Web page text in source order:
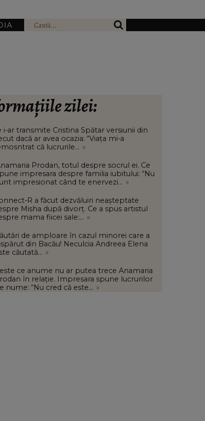
zilei:
i-ar transmite Cristina Spătar versiunii din
dacă ar avea ocazia: “Viața mi-a
că lucrurile... »
Prodan, totul despre socrul ei. Ce
impresara despre familia iubitului: “Nu
impresionat când te enervezi... »
R a făcut dezvăluiri neașteptate
Misha după divorț. Ce a spus artistul
mama fiicei sale:... »
de amploare în cazul minorei care a
din Bacău! Neculcia Andreea Elena
căutată... »
ce anume nu ar putea trece Anamaria
în relație. Impresara spune lucrurilor
nume: “Nu cred că este... »